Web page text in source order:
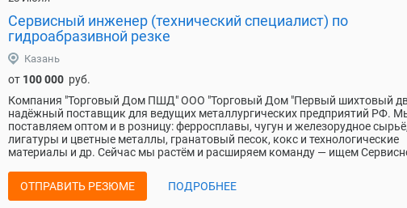
Сервисный инженер (технический специалист) по
гидроабразивной резке
Казань
от 100 000 руб.
Компания "Торговый Дом ПШД" ООО "Торговый Дом "Первый шихтовый
надёжный поставщик для ведущих металлургических предприятий РФ.
поставляем оптом и в розницу: ферросплавы, чугун и железорудное сырьё,
лигатуры и цветные металлы, гранатовый песок, кокс и технологические
материалы и др. Сейчас мы растём и расширяем команду — ищем
ОТПРАВИТЬ РЕЗЮМЕ ПОДРОБНЕЕ